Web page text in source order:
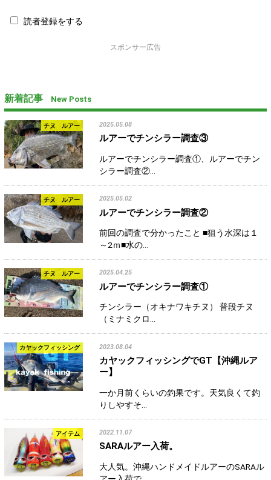
読者登録をする
スポンサー広告
新着記事 New Posts
チヌ ルアー 2025.05.08
ルアーでチンシラー調査③
ルアーでチンシラー調査①、ルアーでチン
シラー調査②…
チヌ ルアー 2025.05.02
ルアーでチンシラー調査②
前回の調査で分かったこと ■狙う水深は１
～2ｍ■水の…
チヌ ルアー 2025.04.25
ルアーでチンシラー調査①
チンシラー（オキナワキチヌ） 普段チヌ
（ミナミクロ…
カヤックフィッシング 2023.08.04
カヤックフィッシングでGT【沖縄ルア
ー】
一か月前くらいの釣果です。天気良くて釣
りしやすそ…
アイテム 2022.11.07
SARAルアー入荷。
大人気。沖縄ハンドメイドルアーのSARAル